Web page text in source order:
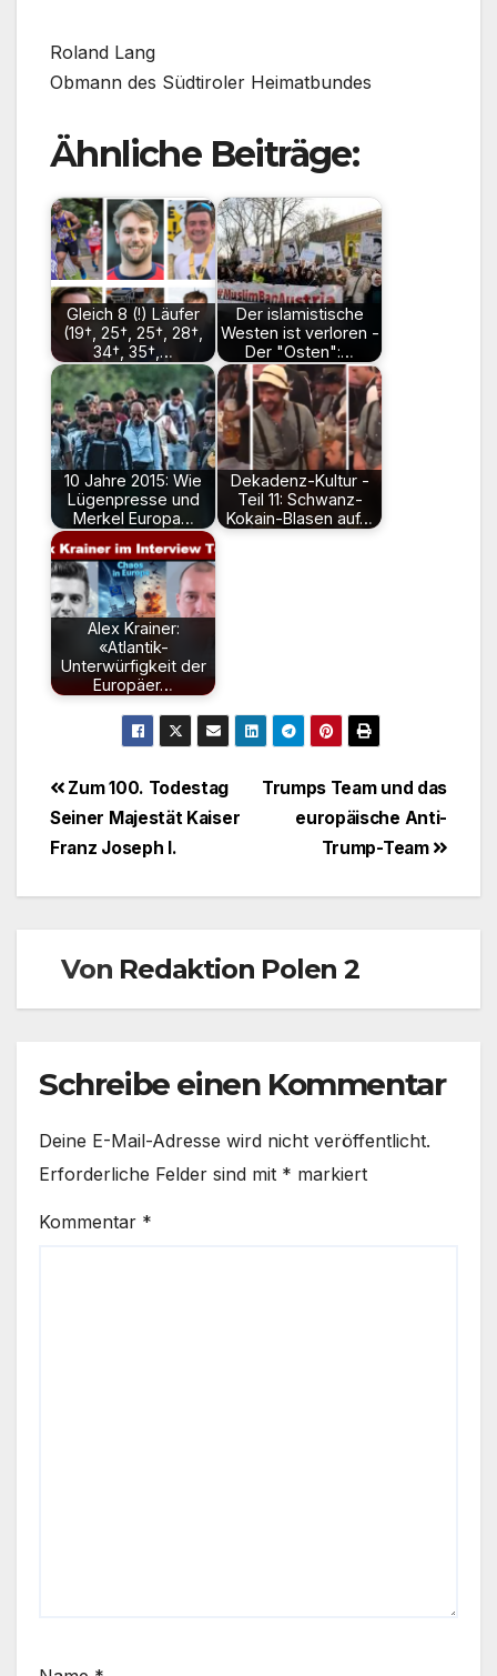
Roland Lang
Obmann des Südtiroler Heimatbundes
Ähnliche Beiträge:
Gleich 8 (!) Läufer
(19†, 25†, 25†, 28†,
34†, 35†,…
Der islamistische
Westen ist verloren -
Der "Osten":…
10 Jahre 2015: Wie
Lügenpresse und
Merkel Europa…
Dekadenz-Kultur -
Teil 11: Schwanz-
Kokain-Blasen auf…
Alex Krainer:
«Atlantik-
Unterwürfigkeit der
Europäer…
Beitragsnavigation
Trumps Team und das
europäische Anti-
Trump-Team
Zum 100. Todestag
Seiner Majestät Kaiser
Franz Joseph I.
Von Redaktion Polen 2
Schreibe einen Kommentar
Deine E-Mail-Adresse wird nicht veröffentlicht.
Erforderliche Felder sind mit * markiert
Kommentar *